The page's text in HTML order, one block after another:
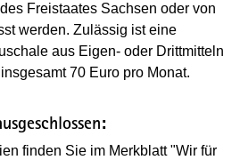
Freistaates Sachsen oder von
werden. Zulässig ist eine
aus Eigen- oder Drittmitteln
70 Euro pro Monat.
finden Sie im Merkblatt "Wir für